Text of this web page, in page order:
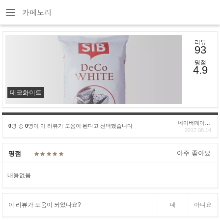
카페노리
데코화이트
리뷰
93
평점
4.9
0명 중 0명이 이 리뷰가 도움이 된다고 선택했습니다
2017.08.14
평점 아주 좋아요
내용없음
이 리뷰가 도움이 되었나요? 네 아니요